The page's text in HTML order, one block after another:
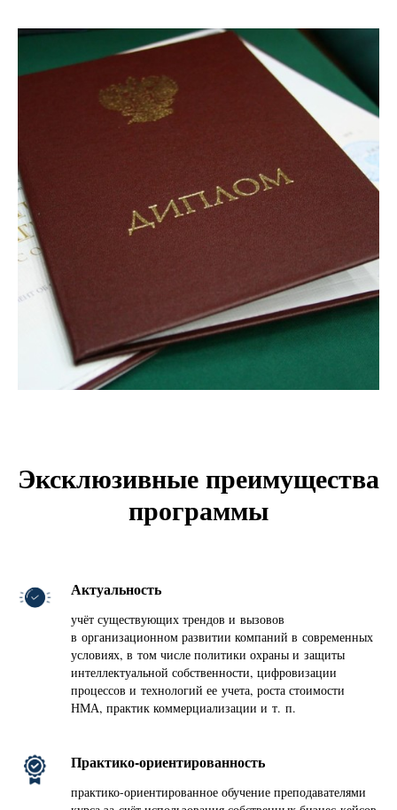
Эксклюзивные преимущества
программы
Актуальность
учёт существующих трендов и вызовов
в организационном развитии компаний в современных
условиях, в том числе политики охраны и защиты
интеллектуальной собственности, цифровизации
процессов и технологий ее учета, роста стоимости
НМА, практик коммерциализации и т. п.
Практико-ориентированность
практико-ориентированное обучение преподавателями